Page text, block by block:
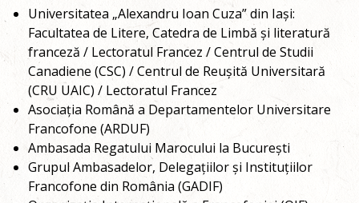
Universitatea „Alexandru Ioan Cuza” din Iași:
Facultatea de Litere, Catedra de Limbă și literatură
franceză / Lectoratul Francez / Centrul de Studii
Canadiene (CSC) / Centrul de Reușită Universitară
(CRU UAIC) / Lectoratul Francez
Asociația Română a Departamentelor Universitare
Francofone (ARDUF)
Ambasada Regatului Marocului la București
Grupul Ambasadelor, Delegațiilor și Instituțiilor
Francofone din România (GADIF)